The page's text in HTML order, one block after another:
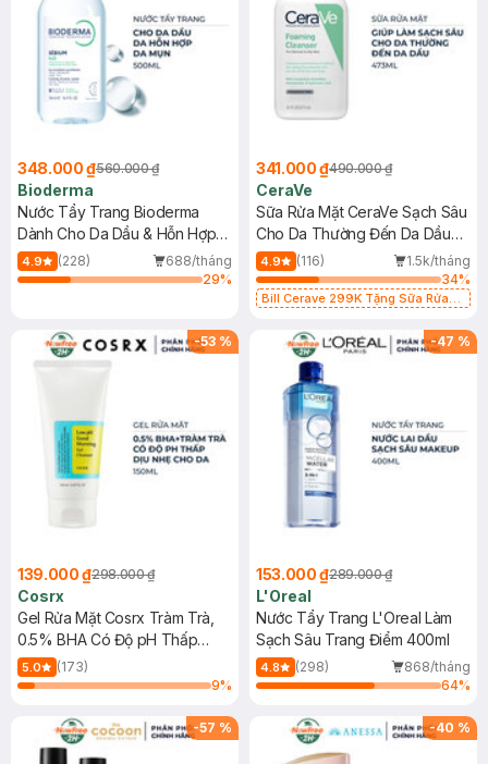
348.000 ₫560.000 ₫
Bioderma
Nước Tẩy Trang Bioderma
Dành Cho Da Dầu & Hỗn Hợp
500ml
4.9 (228)
688/tháng
29%
341.000 ₫490.000 ₫
CeraVe
Sữa Rửa Mặt CeraVe Sạch Sâu
Cho Da Thường Đến Da Dầu
473ml
4.9 (116)
1.5k/tháng
34%
Bill Cerave 299K Tặng Sữa Rửa
-53 %
139.000 ₫298.000 ₫
Cosrx
Gel Rửa Mặt Cosrx Tràm Trà,
0.5% BHA Có Độ pH Thấp
150ml
5.0
(173)
9%
-47 %
153.000 ₫289.000 ₫
L'Oreal
Nước Tẩy Trang L'Oreal Làm
Sạch Sâu Trang Điểm 400ml
4.8 (298)
868/tháng
64%
-57 % -40 %